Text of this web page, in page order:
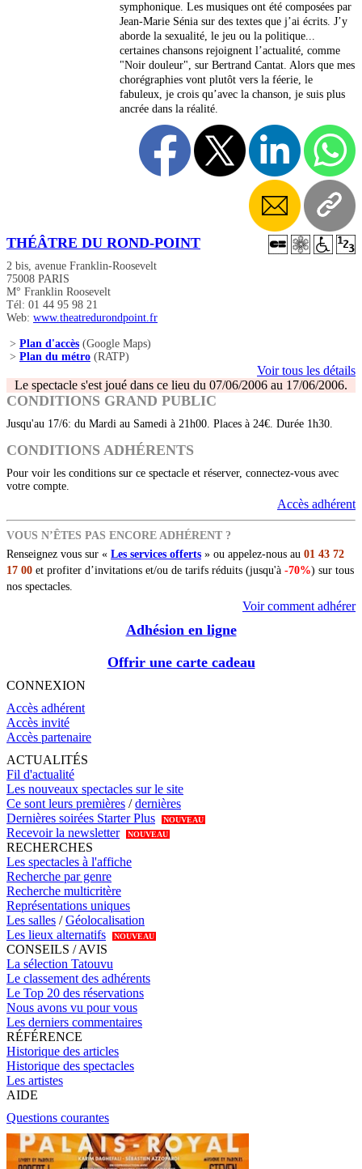
symphonique. Les musiques ont été composées par
Jean-Marie Sénia sur des textes que j’ai écrits. J’y
aborde la sexualité, le jeu ou la politique...
certaines chansons rejoignent l’actualité, comme
"Noir douleur", sur Bertrand Cantat. Alors que mes
chorégraphies vont plutôt vers la féerie, le
fabuleux, je crois qu’avec la chanson, je suis plus
ancrée dans la réalité.
THÉÂTRE DU ROND-POINT
2 bis, avenue Franklin-Roosevelt
75008 PARIS
M° Franklin Roosevelt
Tél: 01 44 95 98 21
Web: www.theatredurondpoint.fr
> Plan d'accès (Google Maps)
> Plan du métro (RATP)
Voir tous les détails
Le spectacle s'est joué dans ce lieu du 07/06/2006 au 17/06/2006.
CONDITIONS GRAND PUBLIC
Jusqu'au 17/6: du Mardi au Samedi à 21h00. Places à 24€. Durée 1h30.
CONDITIONS ADHÉRENTS
Pour voir les conditions sur ce spectacle et réserver, connectez-vous avec
votre compte.
Accès adhérent
VOUS N’ÊTES PAS ENCORE ADHÉRENT ?
Renseignez vous sur « Les services offerts » ou appelez-nous au 01 43 72
17 00 et profiter d’invitations et/ou de tarifs réduits (jusqu'à -70%) sur tous
nos spectacles.
Voir comment adhérer
Adhésion en ligne
Offrir une carte cadeau
CONNEXION
Accès adhérent
Accès invité
Accès partenaire
ACTUALITÉS
Fil d'actualité
Les nouveaux spectacles sur le site
Ce sont leurs premières /dernières
Dernières soirées Starter Plus
NOUVEAU
Recevoir la newsletter NOUVEAU
RECHERCHES
Les spectacles à l'affiche
Recherche par genre
Recherche multicritère
Représentations uniques
Les salles /Géolocalisation
Les lieux alternatifs
NOUVEAU
CONSEILS / AVIS
La sélection Tatouvu
Le classement des adhérents
Le Top 20 des réservations
Nous avons vu pour vous
Les derniers commentaires
RÉFÉRENCE
Historique des articles
Historique des spectacles
Les artistes
AIDE
Questions courantes